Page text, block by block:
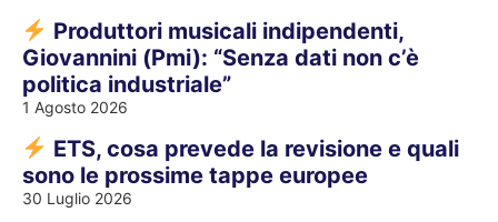
Produttori musicali indipendenti,
Giovannini (Pmi): “Senza dati non c’è
politica industriale”
1 Agosto 2026
ETS, cosa prevede la revisione e quali
sono le prossime tappe europee
30 Luglio 2026